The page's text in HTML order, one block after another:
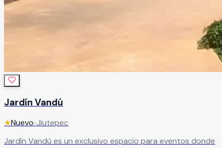
Jardín Vandú
★Nuevo•Jiutepec
Jardín Vandú es un exclusivo espacio para eventos donde